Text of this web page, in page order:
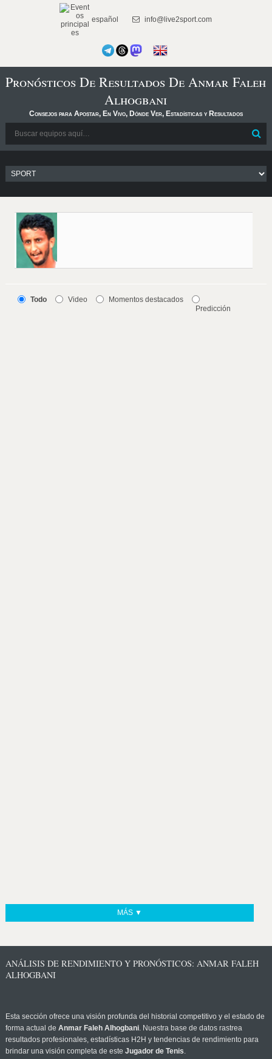
español info@live2sport.com
Pronósticos De Resultados De Anmar Faleh
Alhogbani
Consejos para Apostar, En Vivo, Dónde Ver, Estadísticas y Resultados
Todo Video
Momentos destacados
Predicción
MÁS ▼
ANÁLISIS DE RENDIMIENTO Y PRONÓSTICOS: ANMAR FALEH
ALHOGBANI
Esta sección ofrece una visión profunda del historial competitivo y el estado de
forma actual de Anmar Faleh Alhogbani. Nuestra base de datos rastrea
resultados profesionales, estadísticas H2H y tendencias de rendimiento para
brindar una visión completa de este Jugador de Tenis.